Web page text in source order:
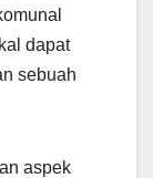
dapat
sebuah
aspek